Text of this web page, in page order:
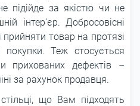
підійде за якістю чи не
інтер’єр. Добросовісні
прийняти товар на протязі
Теж стосується
прихованих дефектів –
за рахунок продавця.
що Вам підходять